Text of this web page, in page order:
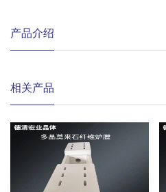
产品介绍
相关产品